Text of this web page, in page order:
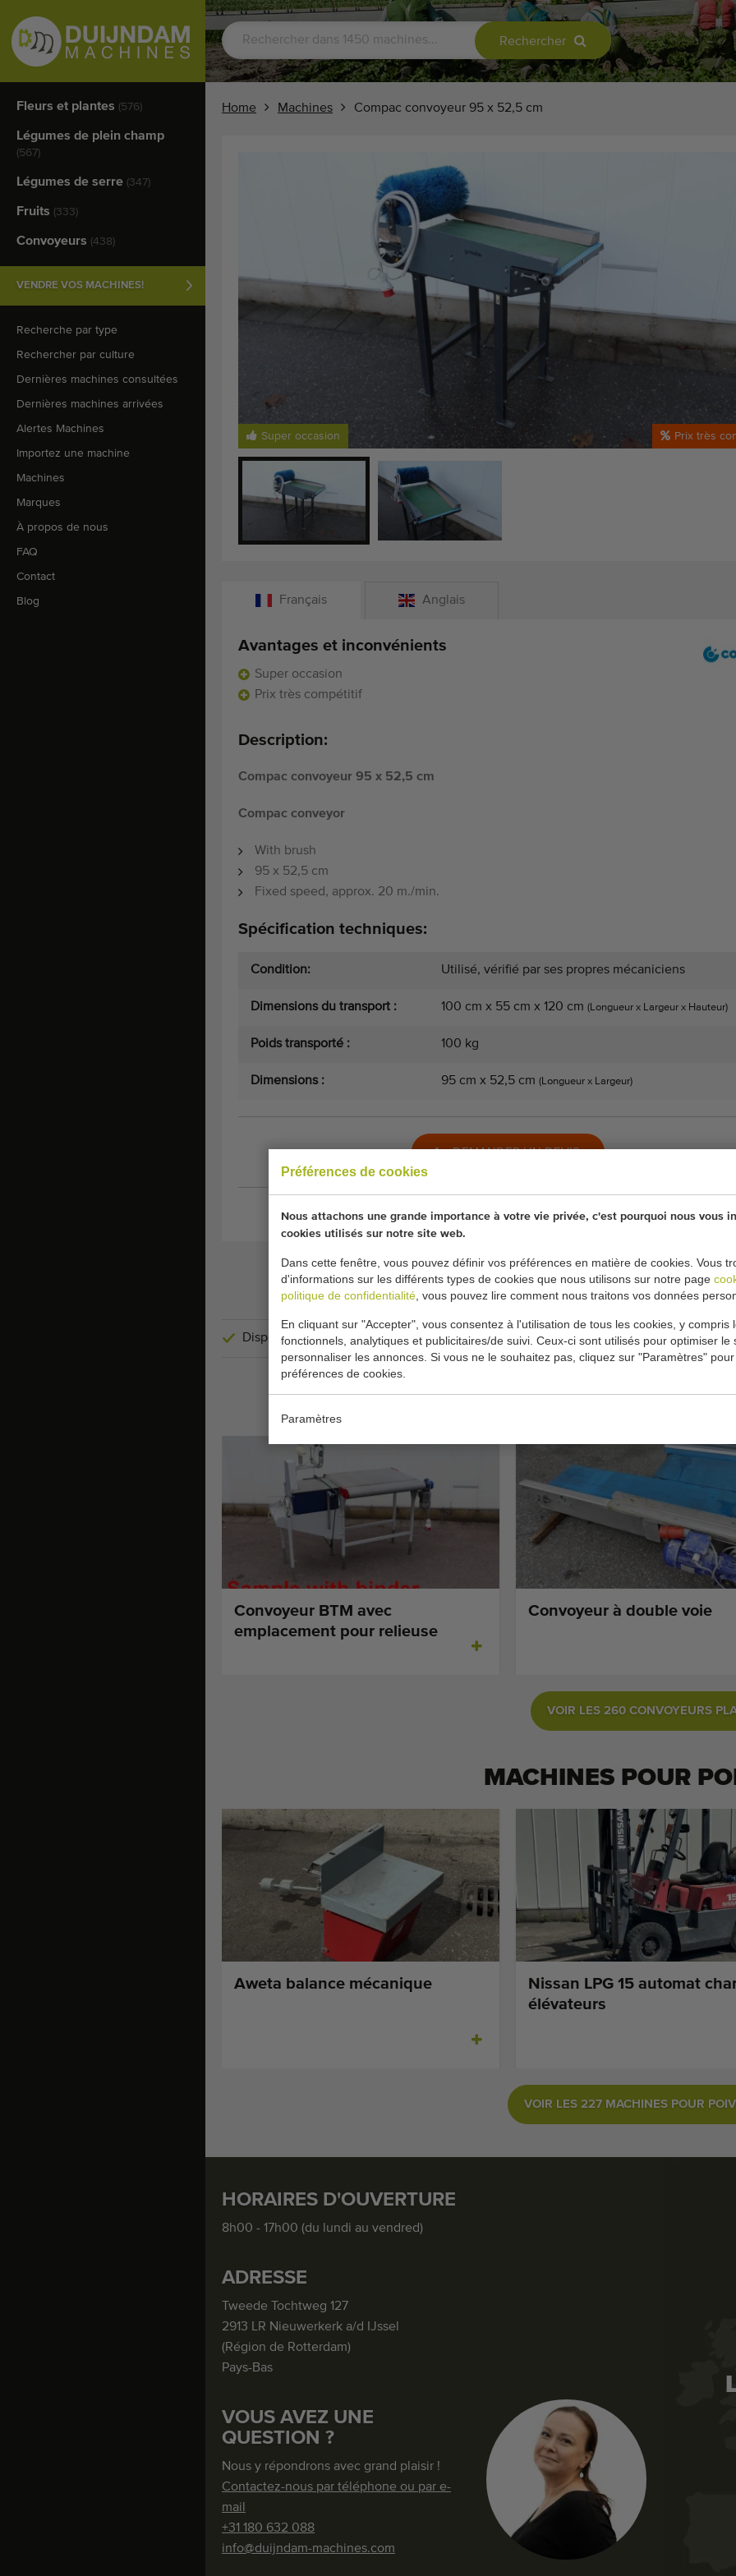
Préférences de cookies
Nous attachons une grande importance à votre vie privée, c'est pourquoi nous vous
cookies utilisés sur notre site web.
Dans cette fenêtre, vous pouvez définir vos préférences en matière de cookies. Vous
d'informations sur les différents types de cookies que nous utilisons sur notre page
politique de confidentialité , vous pouvez lire comment nous traitons vos données
En cliquant sur "Accepter", vous consentez à l'utilisation de tous les cookies, y compris
fonctionnels, analytiques et publicitaires/de suivi. Ceux-ci sont utilisés pour optimiser le
personnaliser les annonces. Si vous ne le souhaitez pas, cliquez sur "Paramètres"
préférences de cookies.
Paramètres
Fleurs et plantes (576)
Légumes de plein champ
(567)
Légumes de serre (347)
Fruits (333)
Convoyeurs (438)
VENDRE VOS MACHINES!
Recherche par type
Rechercher par culture
Dernières machines consultées
Dernières machines arrivées
Alertes Machines
Importez une machine
Machines
Marques
À propos de nous
FAQ
Contact
Blog
Rechercher
Home Machines Compac convoyeur 95 x 52,5 cm
Super occasion Prix très
Français Anglais
Avantages et inconvénients
Super occasion
Prix très compétitif
Description:
Compac convoyeur 95 x 52,5 cm
Compac conveyor
With brush
95 x 52,5 cm
Fixed speed, approx. 20 m./min.
Spécification techniques:
Condition: Utilisé, vérifié par ses propres mécaniciens
Dimensions du transport : 100 cm x 55 cm x 120 cm (Longueur x Largeur x Hauteur)
Poids transporté : 100 kg
Dimensions : 95 cm x 52,5 cm (Longueur x Largeur)
DEMANDER UN DEVIS
Conditions générales Processus d'achat
DONC MACHINES
Disponible rapidement Coûts d'achat réduits Moins d'amortissement
MACHINES
Convoyeur BTM avec
emplacement pour relieuse
Convoyeur à double voie
VOIR LES 260 CONVOYEURS
MACHINES POUR
Aweta balance mécanique
Nissan LPG 15 automat
élévateurs
VOIR LES 227 MACHINES POUR
HORAIRES D'OUVERTURE
8h00 - 17h00 (du lundi au vendred)
ADRESSE
Tweede Tochtweg 127
2913 LR Nieuwerkerk a/d IJssel
(Région de Rotterdam)
Pays-Bas
VOUS AVEZ UNE
QUESTION ?
Nous y répondrons avec grand plaisir !
Contactez-nous par téléphone ou par e-
mail
+31 180 632 088
info@duijndam-machines.com